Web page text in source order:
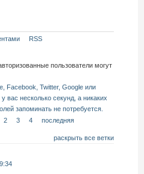
RSS
пользователи могут
Facebook, Twitter, Google или
вас несколько секунд, а никаких
запоминать не потребуется.
2 3 4 последняя
раскрыть все ветки